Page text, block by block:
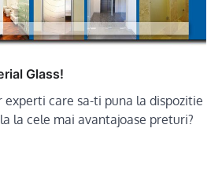
Glass!
experti care sa-ti puna la dispozitie
la cele mai avantajoase preturi?